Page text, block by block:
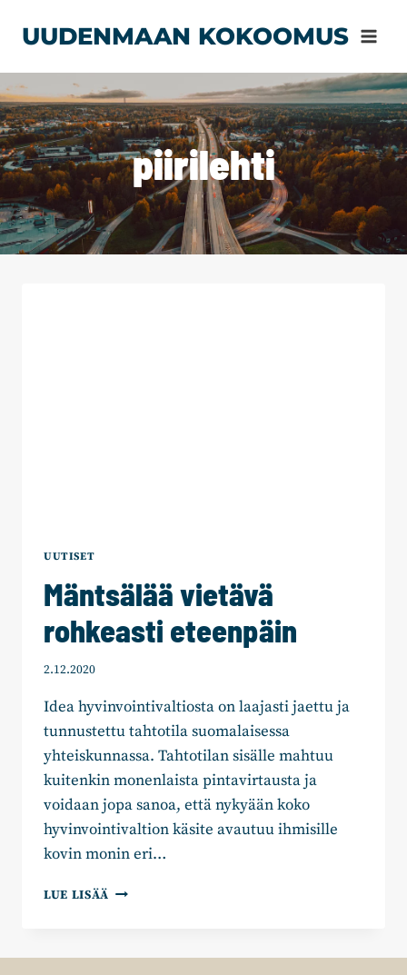
sisältöön
UUDENMAAN KOKOOMUS
piirilehti
UUTISET
Mäntsälää vietävä
rohkeasti eteenpäin
2.12.2020
Idea hyvinvointivaltiosta on laajasti jaettu ja
tunnustettu tahtotila suomalaisessa
yhteiskunnassa. Tahtotilan sisälle mahtuu
kuitenkin monenlaista pintavirtausta ja
voidaan jopa sanoa, että nykyään koko
hyvinvointivaltion käsite avautuu ihmisille
kovin monin eri…
LUE LISÄÄ MÄNTSÄLÄÄ